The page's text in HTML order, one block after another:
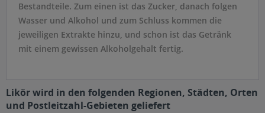
Bestandteile. Zum einen ist das Zucker, danach folgen
Wasser und Alkohol und zum Schluss kommen die
jeweiligen Extrakte hinzu, und schon ist das Getränk
mit einem gewissen Alkoholgehalt fertig.
Likör wird in den folgenden Regionen, Städten, Orten
und Postleitzahl-Gebieten geliefert